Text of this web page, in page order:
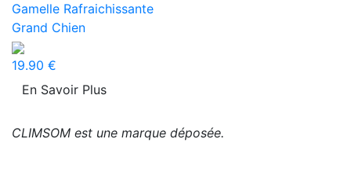
Gamelle Rafraichissante
Grand Chien
19.90 €
En Savoir Plus
CLIMSOM est une marque déposée.